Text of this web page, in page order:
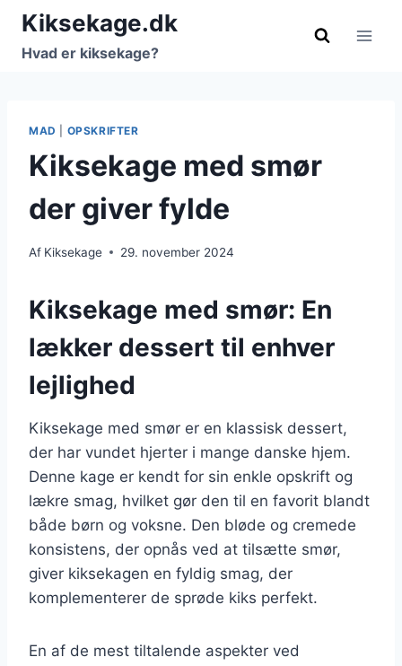
Fortsæt
indhold
Kiksekage.dk
Hvad er kiksekage?
MAD OPSKRIFTER
Kiksekage med smør
der giver fylde
Af Kiksekage 29. november 2024
Kiksekage med smør: En
lækker dessert til enhver
lejlighed
Kiksekage med smør er en klassisk dessert,
der har vundet hjerter i mange danske hjem.
Denne kage er kendt for sin enkle opskrift og
lækre smag, hvilket gør den til en favorit blandt
både børn og voksne. Den bløde og cremede
konsistens, der opnås ved at tilsætte smør,
giver kiksekagen en fyldig smag, der
komplementerer de sprøde kiks perfekt.
En af de mest tiltalende aspekter ved